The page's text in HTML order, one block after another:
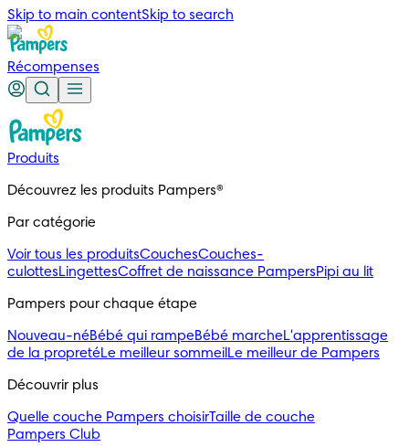
Skip to main contentSkip to search
Récompenses
Produits
Découvrez les produits Pampers®
Par catégorie
Voir tous les produitsCouchesCouches-
culottesLingettesCoffret de naissance PampersPipi au lit
Pampers pour chaque étape
Nouveau-néBébé qui rampeBébé marcheL'apprentissage
de la propretéLe meilleur sommeil Le meilleur de Pampers
Découvrir plus
Quelle couche Pampers choisirTaille de couche
Pampers Club